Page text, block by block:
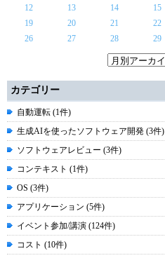
12
13 14 15
19
20 21 22
26
27 28 29
カテゴリー
自動運転 (1件)
生成AIを使ったソフトウェア開発 (3件)
ソフトウェアレビュー (3件)
コンテキスト (1件)
OS (3件)
アプリケーション (5件)
イベント参加/講演 (124件)
コスト (10件)